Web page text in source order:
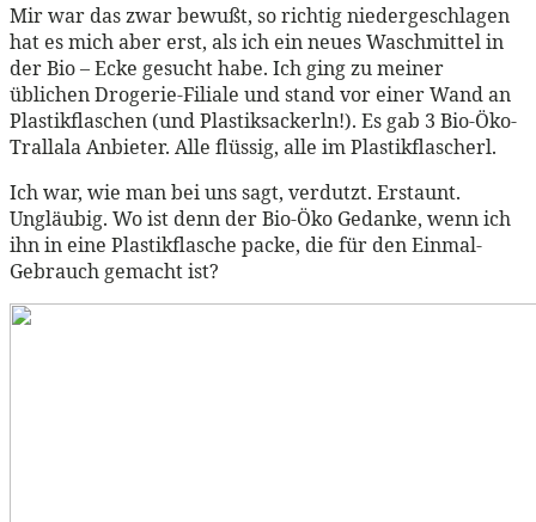
Mir war das zwar bewußt, so richtig niedergeschlagen
hat es mich aber erst, als ich ein neues Waschmittel in
der Bio – Ecke gesucht habe. Ich ging zu meiner
üblichen Drogerie-Filiale und stand vor einer Wand an
Plastikflaschen (und Plastiksackerln!). Es gab 3 Bio-Öko-
Trallala Anbieter. Alle flüssig, alle im Plastikflascherl.
Ich war, wie man bei uns sagt, verdutzt. Erstaunt.
Ungläubig. Wo ist denn der Bio-Öko Gedanke, wenn ich
ihn in eine Plastikflasche packe, die für den Einmal-
Gebrauch gemacht ist?